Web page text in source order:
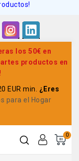
los 50€ en
productos en
EUR min. ¿Eres
para el Hogar
0